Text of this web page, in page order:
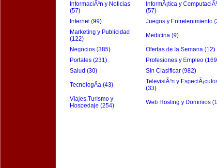
InformaciÃ³n y Noticias
(57)
InformÃ¡tica y
(57)
Internet (99)
Juegos y Entretenimiento
Marketing y Publicidad
(122)
Medicina (9)
Negocios (385)
Ofertas de la Semana (12)
Portales (231)
Profesiones y Empleo
Salud (30)
Sin Clasificar (982)
TecnologÃ­a (43)
TelevisiÃ³n y
(33)
Viajes,Turismo y
Hospedaje (254)
Web Hosting y Dominios